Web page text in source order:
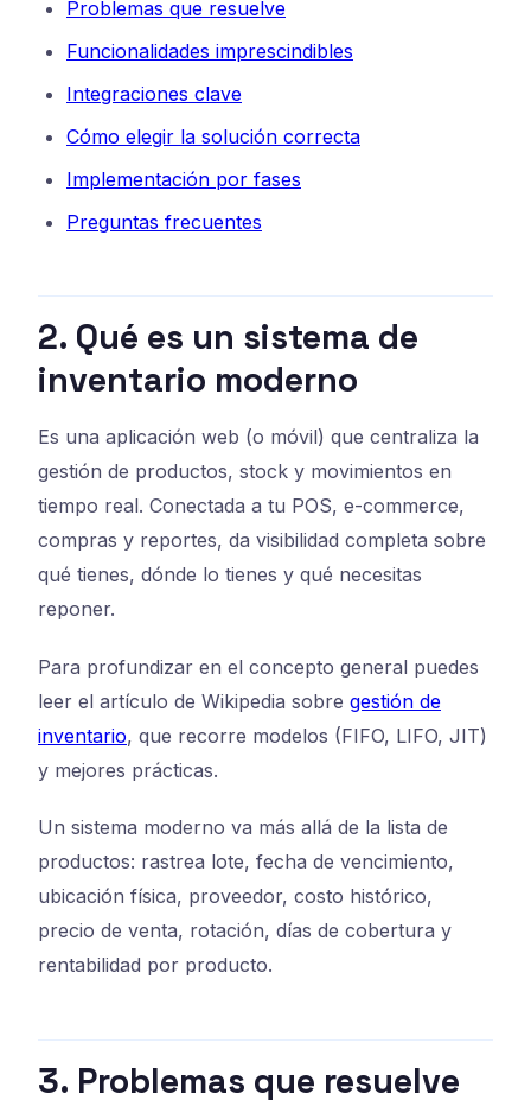
Problemas que resuelve
Funcionalidades imprescindibles
Integraciones clave
Cómo elegir la solución correcta
Implementación por fases
Preguntas frecuentes
2. Qué es un sistema de
inventario moderno
Es una aplicación web (o móvil) que centraliza la
gestión de productos, stock y movimientos en
tiempo real. Conectada a tu POS, e-commerce,
compras y reportes, da visibilidad completa sobre
qué tienes, dónde lo tienes y qué necesitas
reponer.
Para profundizar en el concepto general puedes
leer el artículo de Wikipedia sobre gestión de
inventario, que recorre modelos (FIFO, LIFO, JIT)
y mejores prácticas.
Un sistema moderno va más allá de la lista de
productos: rastrea lote, fecha de vencimiento,
ubicación física, proveedor, costo histórico,
precio de venta, rotación, días de cobertura y
rentabilidad por producto.
3. Problemas que resuelve